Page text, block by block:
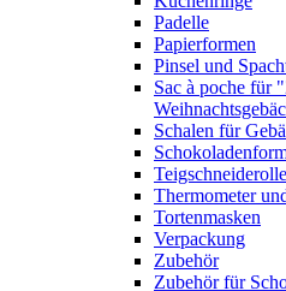
Padelle
Papierformen
Pinsel und
Sac à poche für
Schalen für
Thermometer
Tortenmasken
Verpackung
Zubehör
Zubehör für